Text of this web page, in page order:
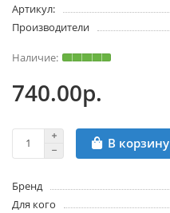
Артикул:
Производители
740.00р.
В корзину
Бренд
Для кого